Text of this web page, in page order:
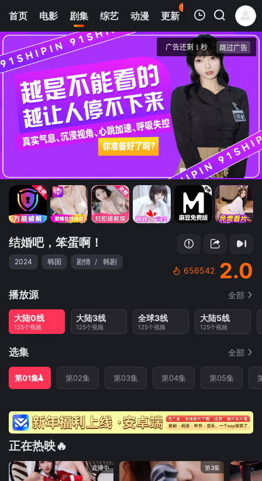
首页 电影 剧集 综艺 动漫 更新
95
热榜 APP
我的观影记录
第01集
结婚吧，笨蛋啊！
清空
结婚吧，笨蛋啊！
2024 韩国 剧情 / 韩剧
656542 2.0
播放源 全部
大陆0线
125个视频
大陆3线
125个视频
全球3线
125个视频
大陆5线
125个视频
选集 全部
第01集 第02集 第03集 第04集 第05集
正在热映🔥
直播中 第3集